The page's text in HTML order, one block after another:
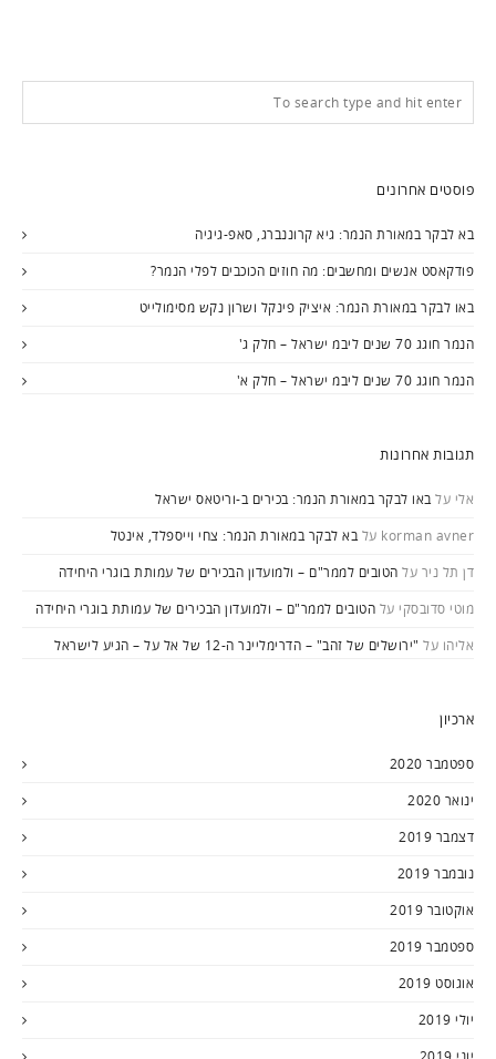
פוסטים אחרונים
בא לבקר במאורת הנמר: גיא קרוננברג, סאפ-גיגיה
פודקאסט אנשים ומחשבים: מה חוזים הכוכבים לפלי הנמר?
באו לבקר במאורת הנמר: איציק פינקל ושרון נקש מסימולייט
הנמר חוגג 70 שנים ליבמ ישראל – חלק ג'
הנמר חוגג 70 שנים ליבמ ישראל – חלק א'
תגובות אחרונות
אלי עלבאו לבקר במאורת הנמר: בכירים ב-וריטאס ישראל
korman avner עלבא לבקר במאורת הנמר: צחי וייספלד, אינטל
דן תל ניר על הטובים לממר"ם – ולמועדון הבכירים של עמותת בוגרי היחידה
מוטי סדובסקי על הטובים לממר"ם – ולמועדון הבכירים של עמותת בוגרי היחידה
אליהו על "ירושלים של זהב" – הדרימליינר ה-12 של אל על – הגיע לישראל
ארכיון
ספטמבר 2020
ינואר 2020
דצמבר 2019
נובמבר 2019
אוקטובר 2019
ספטמבר 2019
אוגוסט 2019
יולי 2019